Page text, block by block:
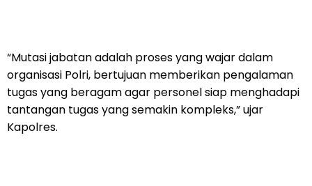
“Mutasi jabatan adalah proses yang wajar dalam
organisasi Polri, bertujuan memberikan pengalaman
tugas yang beragam agar personel siap menghadapi
tantangan tugas yang semakin kompleks,” ujar
Kapolres.